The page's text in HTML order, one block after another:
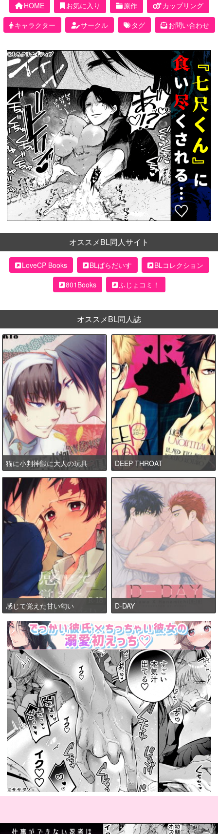
HOME お気に入り 原作
カップリング
キャラクター
サークル タグ お問い合わせ
オススメBL同人サイト
LoveCP Books BLぱらだいす
BLコレクション
801Books
ふじょコミ！
オススメBL同人誌
猫に小判神獣に大人の玩具 DEEP THROAT
感じて覚えた甘い匂い D-DAY